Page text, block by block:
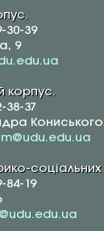
30-39
9
корпус.
38-37
соціальних
84-19